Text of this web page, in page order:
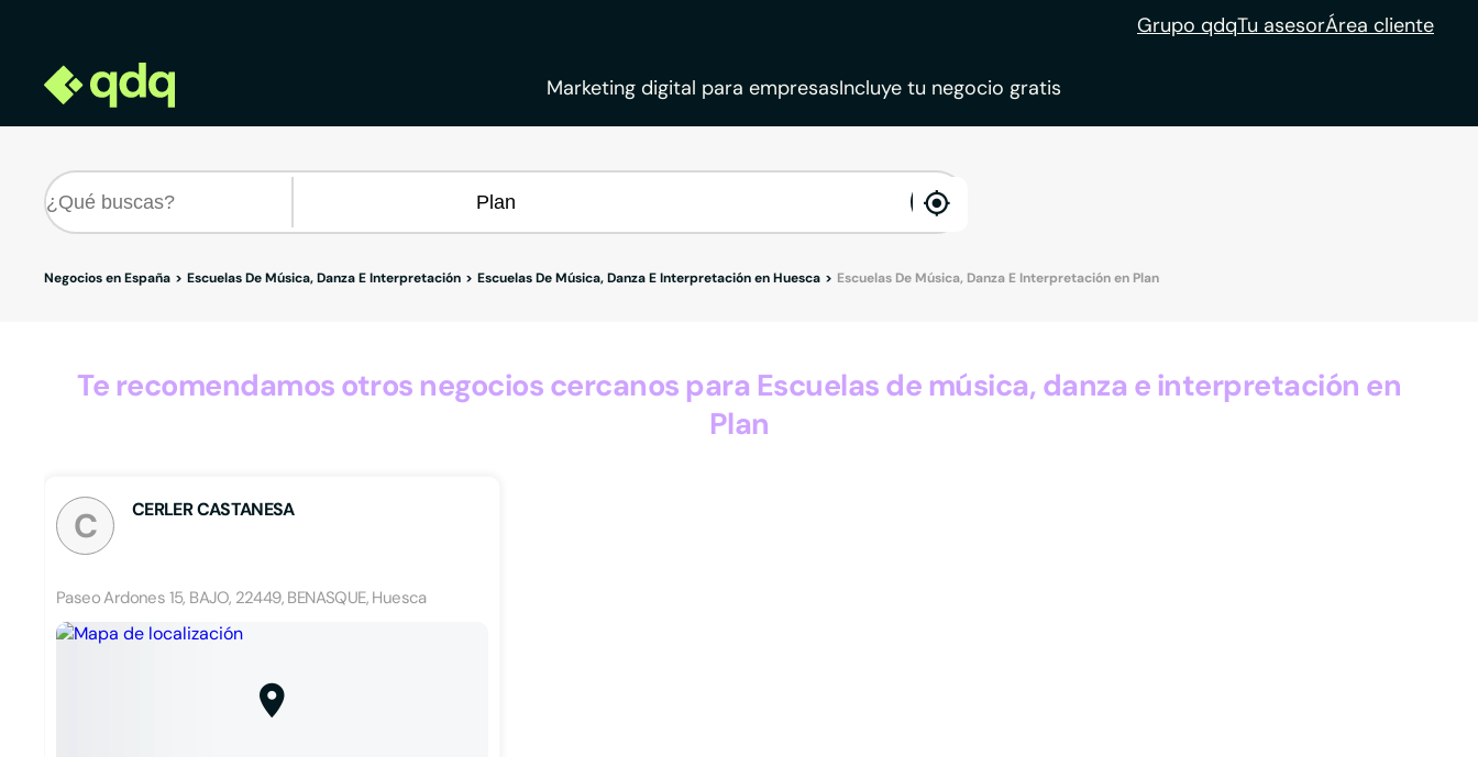
Grupo qdqTu asesorÁrea cliente
Marketing digital para empresasIncluye tu negocio gratis
enable
Negocios en España Escuelas De Música, Danza E Interpretación Escuelas De Música, Danza E Interpretación en Huesca Escuelas De Música, Danza E Interpretación en Plan
Te recomendamos otros negocios cercanos para Escuelas de música, danza e interpretación en
Plan
C CERLER CASTANESA
Paseo Ardones 15, BAJO, 22449, BENASQUE, Huesca